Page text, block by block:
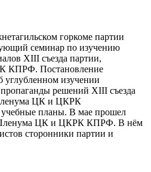
горкоме партии
семинар по изучению
XIII съезда партии,
КПРФ. Постановление
изучении
решений XIII съезда
ЦК и ЦКРК
планы. В мае прошел
Пленума ЦК и ЦКРК КПРФ. В нём
сторонники партии и